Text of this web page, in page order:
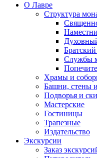
О Лавре
Структура
Службы
Храмы и
Башни, стены
Подворья и
Мастерские
Гостиницы
Трапезные
Издательство
Экскурсии
Заказ